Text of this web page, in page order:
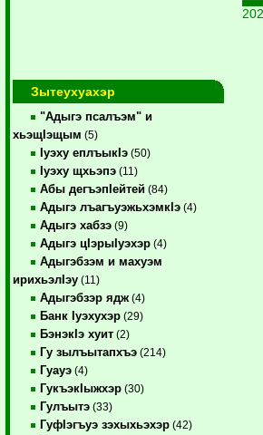
Зытеухуахэр
"Адыгэ псалъэм" и
хьэщIэщым (5)
Iуэху еплъыкIэ (50)
Iуэху щхьэпэ (11)
Абы дегъэпIейтей (84)
Адыгэ лъагъуэжьхэмкIэ (4)
Адыгэ хабзэ (9)
Адыгэ цIэрыIуэхэр (4)
Адыгэбзэм и махуэм
ирихьэлIэу (11)
Адыгэбзэр ядж (4)
Банк Iуэхухэр (29)
БэнэкIэ хуит (2)
Гу зылъытапхъэ (214)
Гуауэ (4)
ГукъэкIыжхэр (30)
Гулъытэ (33)
ГуфIэгъуэ зэхыхьэхэр (42)